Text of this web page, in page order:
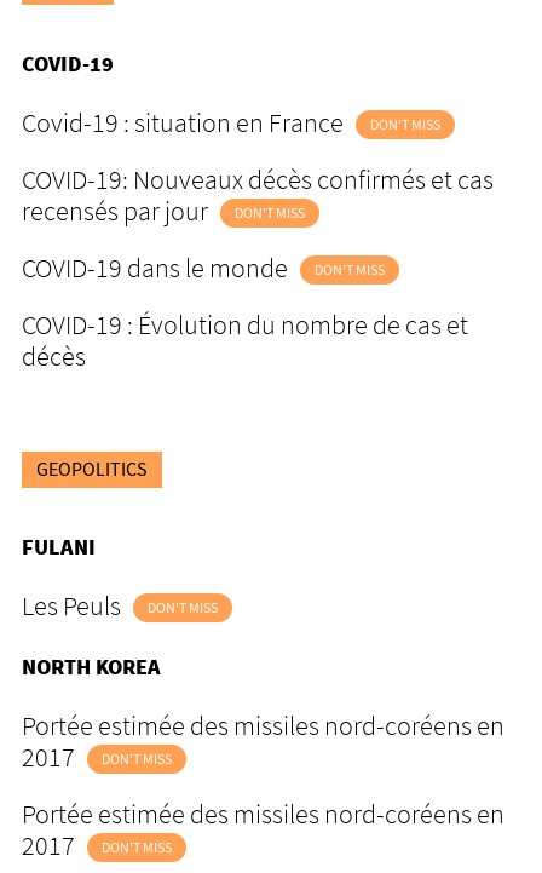
COVID-19
Covid-19 : situation en France DON'T MISS
COVID-19: Nouveaux décès confirmés et cas
recensés par jour
DON'T MISS
COVID-19 dans le monde DON'T MISS
COVID-19 : Évolution du nombre de cas et
décès
GEOPOLITICS
FULANI
Les Peuls DON'T MISS
NORTH KOREA
Portée estimée des missiles nord-coréens en
2017
DON'T MISS
Portée estimée des missiles nord-coréens en
2017
DON'T MISS